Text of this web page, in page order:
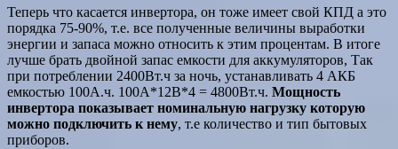
Теперь что касается инвертора, он тоже имеет свой КПД а это
порядка 75-90%, т.е. все полученные величины выработки
энергии и запаса можно относить к этим процентам. В итоге
лучше брать двойной запас емкости для аккумуляторов, Так
при потреблении 2400Вт.ч за ночь, устанавливать 4 АКБ
емкостью 100А.ч. 100А*12В*4 = 4800Вт.ч. Мощность
инвертора показывает номинальную нагрузку которую
можно подключить к нему, т.е количество и тип бытовых
приборов.